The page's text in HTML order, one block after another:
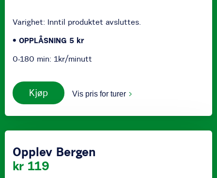
Varighet: Inntil produktet avsluttes.
• OPPLÅSNING 5 kr
0-180 min: 1kr/minutt
Kjøp Vis pris for turer
Opplev Bergen
kr 119